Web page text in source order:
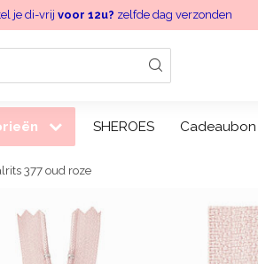
je di-vrij voor 12u? zelfde dag verzonden
SHEROES Cadeaubon
377 oud roze